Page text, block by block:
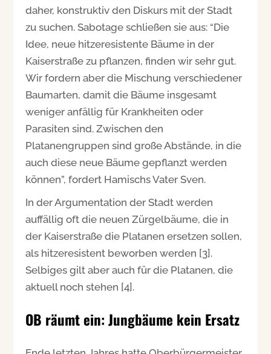
daher, konstruktiv den Diskurs mit der Stadt
zu suchen. Sabotage schließen sie aus: “Die
Idee, neue hitzeresistente Bäume in der
Kaiserstraße zu pflanzen, finden wir sehr gut.
Wir fordern aber die Mischung verschiedener
Baumarten, damit die Bäume insgesamt
weniger anfällig für Krankheiten oder
Parasiten sind. Zwischen den
Platanengruppen sind große Abstände, in die
auch diese neue Bäume gepflanzt werden
können”, fordert Hamischs Vater Sven.
In der Argumentation der Stadt werden
auffällig oft die neuen Zürgelbäume, die in
der Kaiserstraße die Platanen ersetzen sollen,
als hitzeresistent beworben werden [3].
Selbiges gilt aber auch für die Platanen, die
aktuell noch stehen [4].
OB räumt ein: Jungbäume kein Ersatz